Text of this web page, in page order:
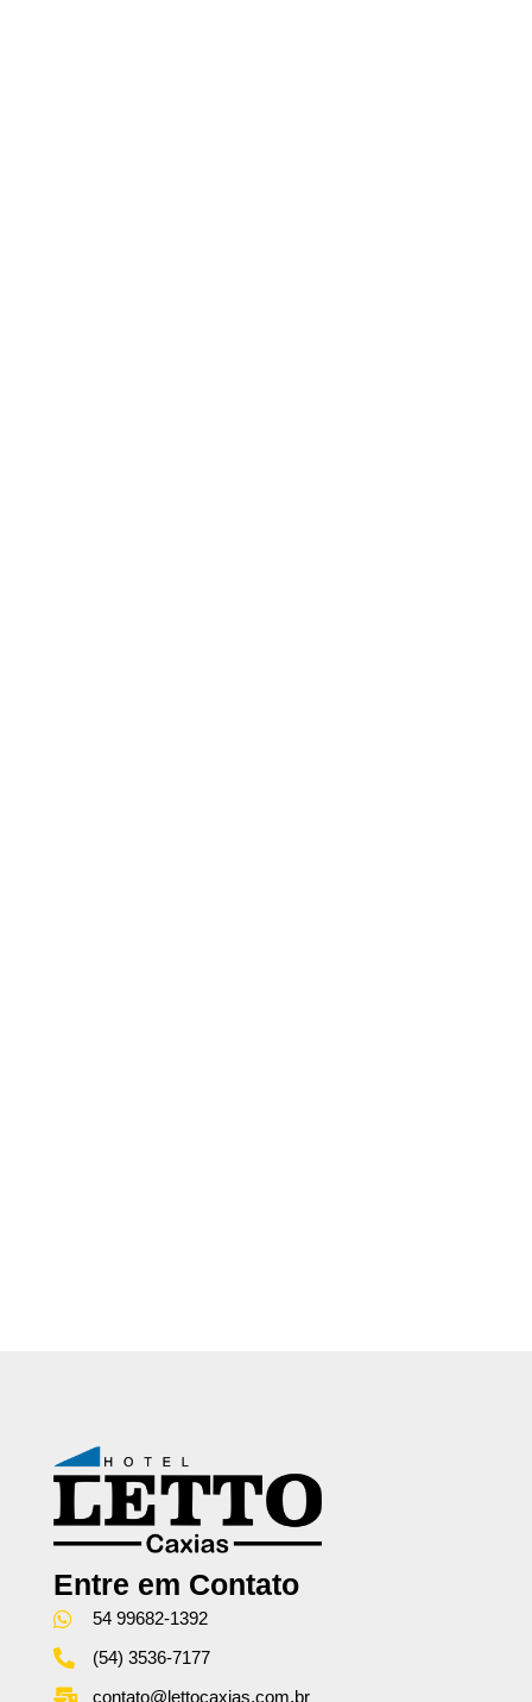
Entre em Contato
54 99682-1392
(54) 3536-7177
contato@lettocaxias.com.br